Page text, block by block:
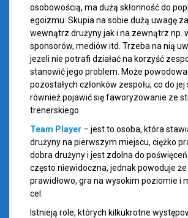
osobowością, ma dużą skłonność do
egoizmu. Skupia na sobie dużą uwagę
wewnątrz drużyny jak i na zewnątrz np.
sponsorów, mediów itd. Trzeba na nią
jeżeli nie potrafi działać na korzyść
stanowić jego problem. Może
pozostałych członków zespołu, co do
również pojawić się faworyzowanie ze
trenerskiego.
Team Player – jest to osoba, która
drużyny na pierwszym miejscu, ciężko
dobra drużyny i jest zdolna do
często niewidoczna, jednak powoduje że
prawidłowo, gra na wysokim poziomie i
cel.
Istnieją role, których kilkukrotne